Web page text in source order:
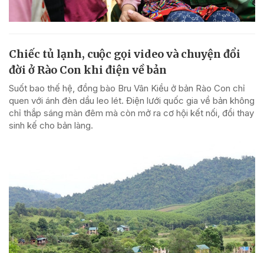
Chiếc tủ lạnh, cuộc gọi video và chuyện đổi
đời ở Rào Con khi điện về bản
Suốt bao thế hệ, đồng bào Bru Vân Kiều ở bản Rào Con chỉ
quen với ánh đèn dầu leo lét. Điện lưới quốc gia về bản không
chỉ thắp sáng màn đêm mà còn mở ra cơ hội kết nối, đổi thay
sinh kế cho bản làng.